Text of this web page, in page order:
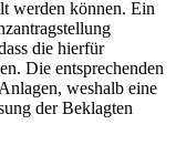
werden können. Ein
die hierfür
Die entsprechenden
weshalb eine
der Beklagten